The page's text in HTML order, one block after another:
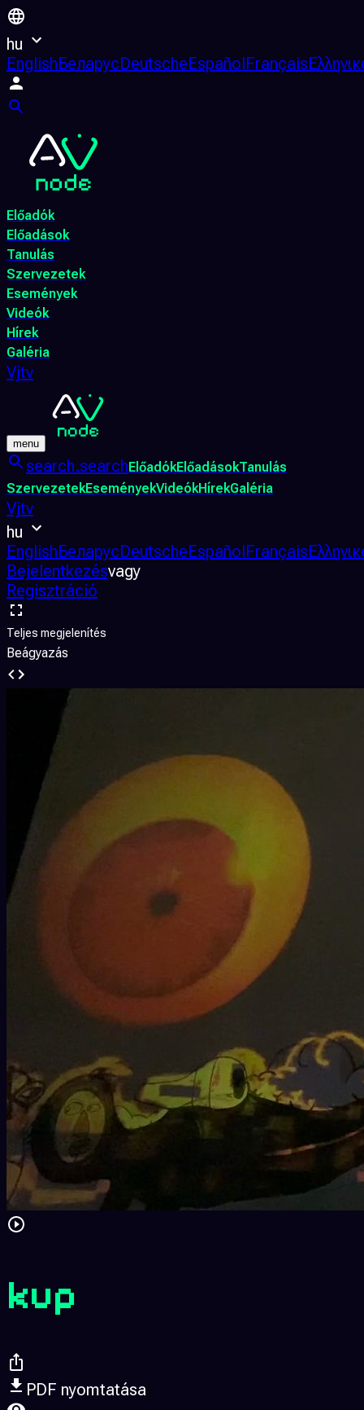
hu
EnglishБеларусDeutscheEspañolFrançais
Előadók
Előadások
Tanulás
Szervezetek
Események
Videók
Hírek
Galéria
Vjtv
menu
search.searchElőadókElőadásokTanulás
SzervezetekEseményekVideókHírekGaléria
Vjtv
hu
EnglishБеларусDeutscheEspañolFrançais
Bejelentkezésvagy
Regisztráció
Teljes megjelenítés
Beágyazás
kup
PDF nyomtatása